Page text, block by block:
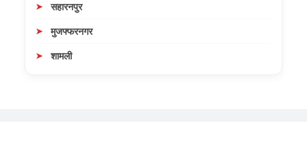
सहारनपुर
मुजफ्फरनगर
शामली